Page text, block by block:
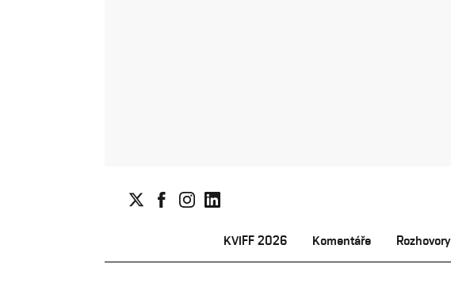
KVIFF 2026 Komentáře Rozhovory